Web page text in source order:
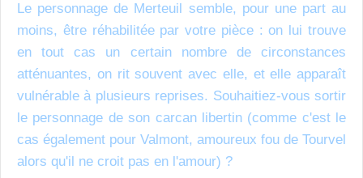
Le personnage de Merteuil semble, pour une part au
moins, être réhabilitée par votre pièce : on lui trouve
en tout cas un certain nombre de circonstances
atténuantes, on rit souvent avec elle, et elle apparaît
vulnérable à plusieurs reprises. Souhaitiez-vous sortir
le personnage de son carcan libertin (comme c'est le
cas également pour Valmont, amoureux fou de Tourvel
alors qu'il ne croit pas en l'amour) ?